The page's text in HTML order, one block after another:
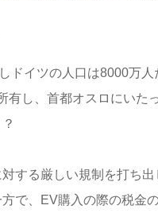
ドイツの人口は8000万
有し、首都オスロにいた
する厳しい規制を打ち
で、EV購入の際の税金